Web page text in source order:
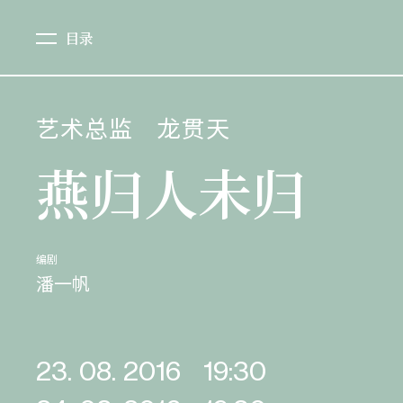
艺术总监 龙贯天
燕归人未归
编剧
潘一帆
23. 08. 2016
19:30
目录